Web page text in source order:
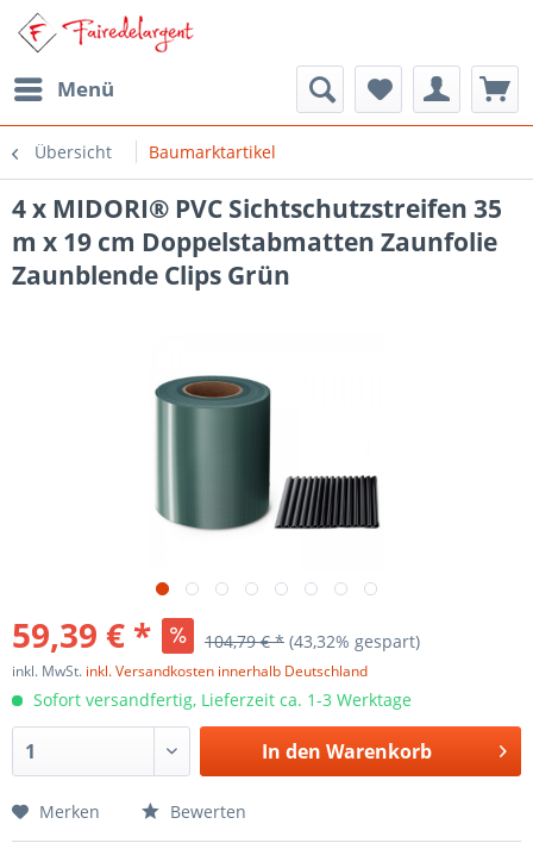
Menü
Übersicht Baumarktartikel
4 x MIDORI® PVC Sichtschutzstreifen 35
m x 19 cm Doppelstabmatten Zaunfolie
Zaunblende Clips Grün
59,39 € * 104,79 € * (43,32% gespart)
inkl. MwSt. inkl. Versandkosten innerhalb Deutschland
Sofort versandfertig, Lieferzeit ca. 1-3 Werktage
In den Warenkorb
Merken Bewerten